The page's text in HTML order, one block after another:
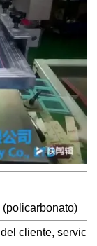
(policarbonato)
cliente,